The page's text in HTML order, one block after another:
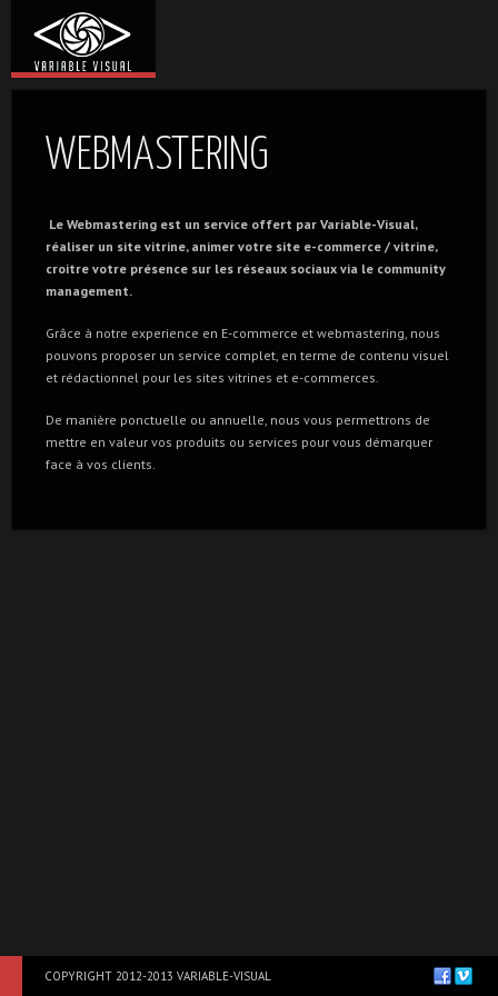
WEBMASTERING
Le Webmastering est un service offert par Variable-Visual,
réaliser un site vitrine, animer votre site e-commerce / vitrine,
croitre votre présence sur les réseaux sociaux via le community
management.
Grâce à notre experience en E-commerce et webmastering, nous
pouvons proposer un service complet, en terme de contenu visuel
et rédactionnel pour les sites vitrines et e-commerces.
De manière ponctuelle ou annuelle, nous vous permettrons de
mettre en valeur vos produits ou services pour vous démarquer
face à vos clients.
COPYRIGHT 2012-2013 VARIABLE-VISUAL